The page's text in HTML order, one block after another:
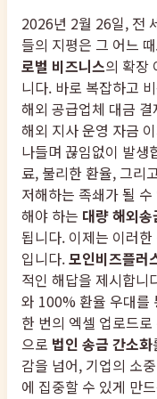
2026년 2월 26일, 전
들의 지평은 그 어느
로벌 비즈니스의 확장
니다. 바로 복잡하고
해외 공급업체 대금
해외 지사 운영 자금
나들며 끊임없이 발생
료, 불리한 환율, 그리
저해하는 족쇄가 될
해야 하는 대량 해외송
됩니다. 이제는 이러
입니다.모인비즈플러
적인 해답을 제시합니
와 100% 환율 우대를
한 번의 엑셀 업로드
으로 법인 송금 간소화
감을 넘어, 기업의 소
에 집중할 수 있게 만